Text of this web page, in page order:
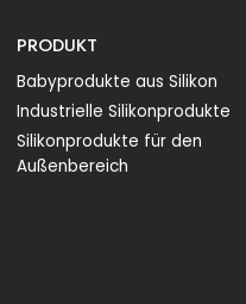
PRODUKT
Babyprodukte aus Silikon
Industrielle Silikonprodukte
Silikonprodukte für den
Außenbereich